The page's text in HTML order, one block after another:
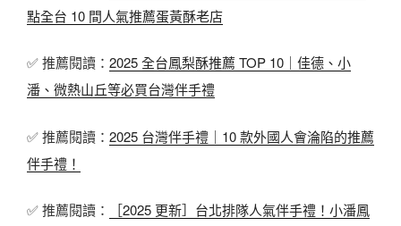
點全台 10 間人氣推薦蛋黃酥老店
✅ 推薦閱讀： 2025 全台鳳梨酥推薦 TOP 10｜佳德、小
潘、微熱山丘等必買台灣伴手禮
✅ 推薦閱讀： 2025 台灣伴手禮｜10 款外國人會淪陷的推薦
伴手禮！
✅ 推薦閱讀：
［2025 更新］台北排隊人氣伴手禮！小潘鳳